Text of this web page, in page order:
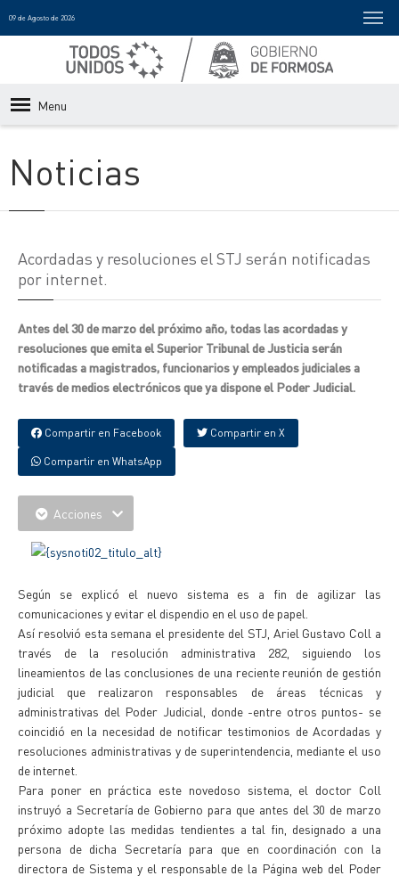
09 de Agosto de 2026
Menu
Noticias
Acordadas y resoluciones el STJ serán notificadas
por internet.
Antes del 30 de marzo del próximo año, todas las acordadas y
resoluciones que emita el Superior Tribunal de Justicia serán
notificadas a magistrados, funcionarios y empleados judiciales a
través de medios electrónicos que ya dispone el Poder Judicial.
Compartir en Facebook Compartir en X
Compartir en WhatsApp
Acciones
Según se explicó el nuevo sistema es a fin de agilizar las
comunicaciones y evitar el dispendio en el uso de papel.
Así resolvió esta semana el presidente del STJ, Ariel Gustavo Coll a
través de la resolución administrativa 282, siguiendo los
lineamientos de las conclusiones de una reciente reunión de gestión
judicial que realizaron responsables de áreas técnicas y
administrativas del Poder Judicial, donde -entre otros puntos- se
coincidió en la necesidad de notificar testimonios de Acordadas y
resoluciones administrativas y de superintendencia, mediante el uso
de internet.
Para poner en práctica este novedoso sistema, el doctor Coll
instruyó a Secretaría de Gobierno para que antes del 30 de marzo
próximo adopte las medidas tendientes a tal fin, designado a una
persona de dicha Secretaría para que en coordinación con la
directora de Sistema y el responsable de la Página web del Poder